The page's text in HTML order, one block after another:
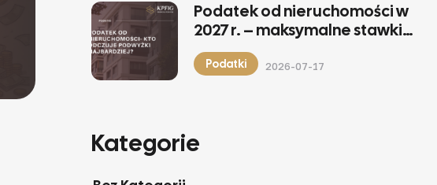
Podatek od nieruchomości w
2027 r. – maksymalne stawki
wzrosną
2026-07-17
Podatki
Kategorie